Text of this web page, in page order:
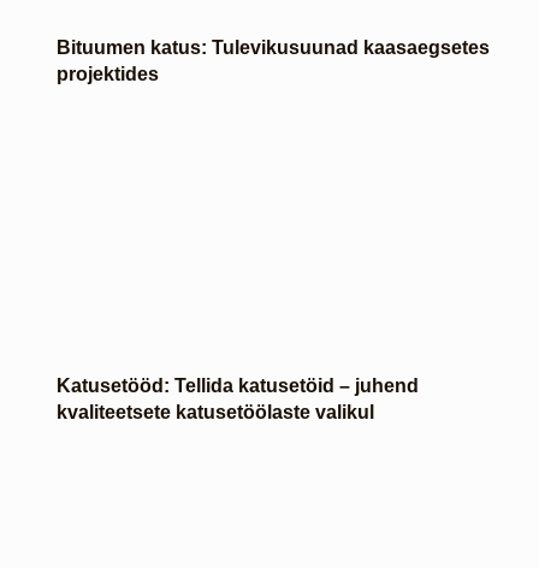
Bituumen katus: Tulevikusuunad kaasaegsetes
projektides
Katusetööd: Tellida katusetöid – juhend
kvaliteetsete katusetöölaste valikul